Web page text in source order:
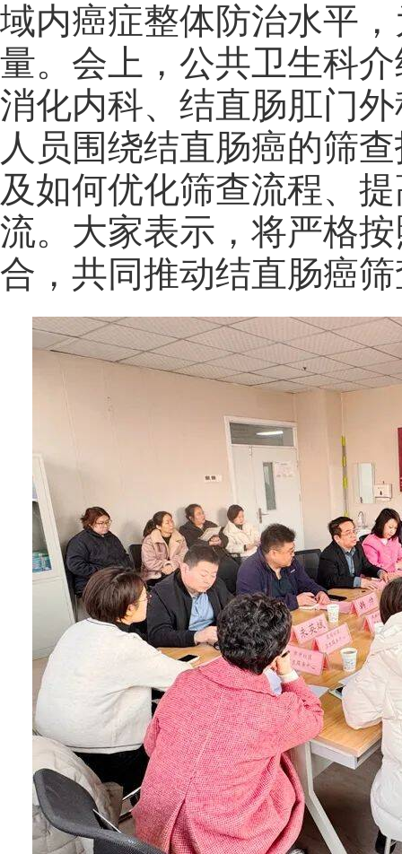
域内癌症整体防治水平
量。会上，公共卫生科
消化内科、结直肠肛门
人员围绕结直肠癌的筛
及如何优化筛查流程、
流。大家表示，将严格
合，共同推动结直肠癌